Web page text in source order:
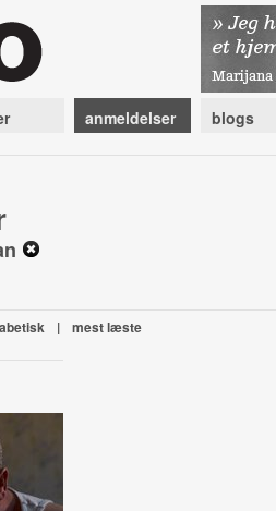
anmeldelser blogs
| mest læste